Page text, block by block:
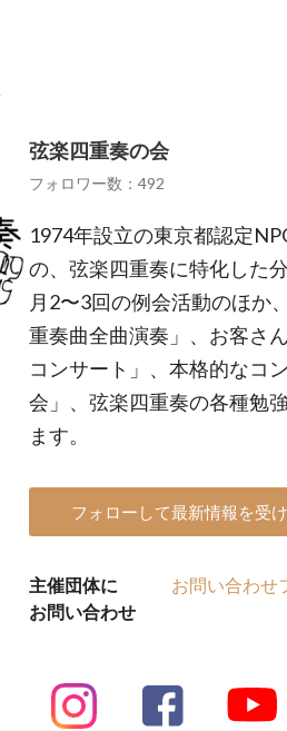
弦楽四重奏の会
フォロワー数：492
1974年設立の東京都認定
の、弦楽四重奏に特化した
月2〜3回の例会活動のほか
重奏曲全曲演奏」、お客さ
コンサート」、本格的なコ
会」、弦楽四重奏の各種勉
ます。
フォローして最新情報を受
主催団体に
お問い合わせ
お問い合わせ